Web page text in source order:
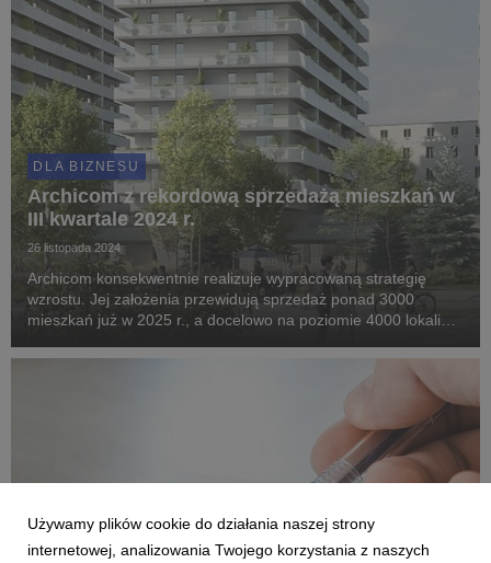
DLA BIZNESU
Archicom z rekordową sprzedażą mieszkań w
III kwartale 2024 r.
26 listopada 2024
Archicom konsekwentnie realizuje wypracowaną strategię
wzrostu. Jej założenia przewidują sprzedaż ponad 3000
mieszkań już w 2025 r., a docelowo na poziomie 4000 lokali
efektywność w rozbudowie banku ziemi, dyn...
Używamy plików cookie do działania naszej strony
internetowej, analizowania Twojego korzystania z naszych